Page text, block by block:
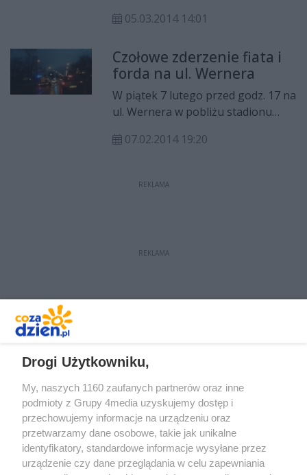
jest właśnie rozbierana. Jeżeli
formalnościami, budowa nowego
obiektu rozpocznie się już we
wrześniu.
05.03.2014 14:01
Czołowe zderzenie fiata i
forda na ul. Wernera
W piątek 7 lutego przed godz. 17 na
ul. Wernera w pobliżu stadionu
wyglądającego zderzenia dwóch
07.02.2014 19:20
REKLAMA
REKLAMA
Drogi Użytkowniku,
My, naszych 1160 zaufanych partnerów oraz inne
podmioty z Grupy 4media uzyskujemy dostęp i
przechowujemy informacje na urządzeniu oraz
przetwarzamy dane osobowe, takie jak unikalne
identyfikatory, standardowe informacje wysyłane przez
urządzenie czy dane przeglądania w celu zapewniania